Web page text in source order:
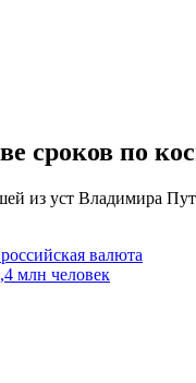
сроков по
из уст Владимира
валюта
млн человек